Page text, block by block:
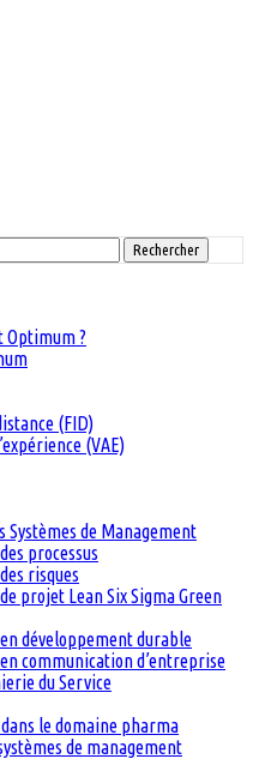
Rechercher
Optimum ?
(FID)
(VAE)
Systèmes de Management
processus
risques
projet Lean Six Sigma Green
développement durable
communication d’entreprise
du Service
le domaine pharma
de management